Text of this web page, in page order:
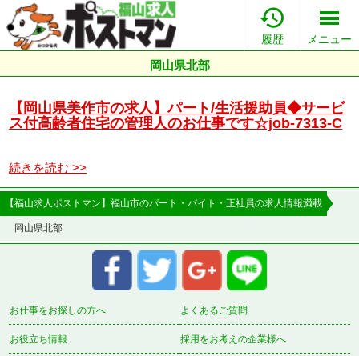

履歴 メニュー
岡山県北部
【岡山県美作市の求人】パート/生活援助員◆サービ
ス付高齢者住宅の管理人のお仕事です☆job-7313-C
続きを読む >>
【福山求人ポストマン】福山市のパート・バイト・正社員の求人情報満載
岡山県北部
お仕事をお探しの方へ よくあるご質問
お役立ち情報 採用をお考えの企業様へ